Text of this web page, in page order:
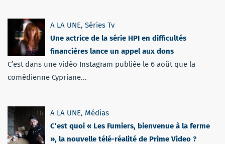
A LA UNE, Séries Tv
Une actrice de la série HPI en difficultés
financières lance un appel aux dons
C’est dans une vidéo Instagram publiée le 6 août que la
comédienne Cypriane...
A LA UNE, Médias
C’est quoi « Les Fumiers, bienvenue à la ferme
», la nouvelle télé-réalité de Prime Video ?